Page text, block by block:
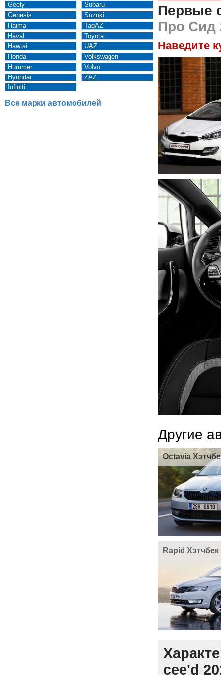
Geely
Genesis
Haima
Haval
Hawtai
Honda
Hummer
Hyundai
Infiniti
Subaru
Suzuki
TagAZ
Toyota
UAZ
Volkswagen
Volvo
ZAZ
Все марки автомобилей
Первые
Про Сид
Наведите
Другие
Octavia
Rapid Хэтчбек
cee'd